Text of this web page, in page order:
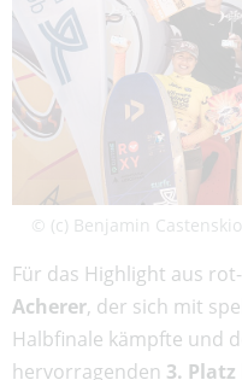
© (c) Benjamin
Für das Highlight aus
Acherer, der sich mit
Halbfinale kämpfte und
hervorragenden 3. Platz